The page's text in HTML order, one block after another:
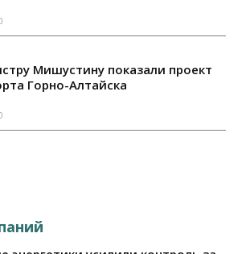
Мишустину показали проект
Горно-Алтайска